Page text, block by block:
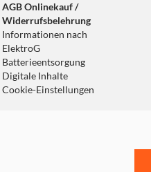
AGB Onlinekauf /
Widerrufsbelehrung
Informationen nach
ElektroG
Batterieentsorgung
Digitale Inhalte
Cookie-Einstellungen